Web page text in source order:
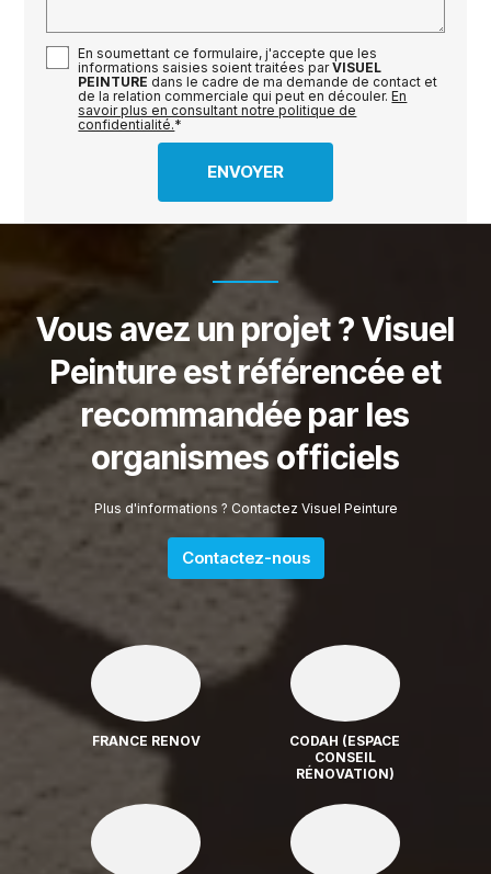
En soumettant ce formulaire, j'accepte que les
informations saisies soient traitées parVISUEL
PEINTURE dans le cadre de ma demande de contact et
de la relation commerciale qui peut en découler.En
savoir plus en consultant notre politique de
confidentialité.*
Vous avez un projet ? Visuel
Peinture est référencée et
recommandée par les
organismes officiels
Plus d'informations ? Contactez Visuel Peinture
Contactez-nous
FRANCE RENOV
CODAH (ESPACE
CONSEIL
RÉNOVATION)